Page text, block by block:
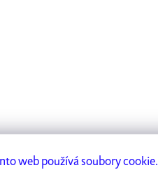
web používá soubory